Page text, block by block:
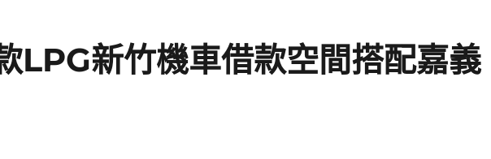
LPG新竹機車借款空間搭配嘉義